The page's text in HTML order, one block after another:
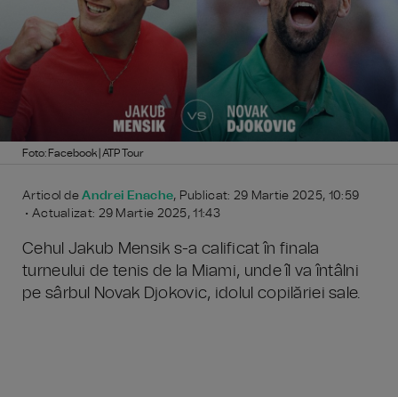
Foto: Facebook | ATP Tour
Articol deAndrei Enache, Publicat: 29 Martie 2025, 10:59
• Actualizat: 29 Martie 2025, 11:43
Cehul Jakub Mensik s-a calificat în finala
turneului de tenis de la Miami, unde îl va întâlni
pe sârbul Novak Djokovic, idolul copilăriei sale.